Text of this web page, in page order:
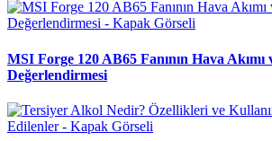
MSI Forge 120 AB65 Fanının Hava Akımı
Değerlendirmesi